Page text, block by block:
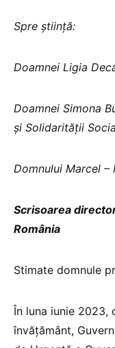
Spre știință:
Doamnei Ligia
Doamnei Simona
și Solidarității
Domnului Marcel –
Scrisoarea
România
Stimate domnule
În luna iunie 2023,
învățământ,